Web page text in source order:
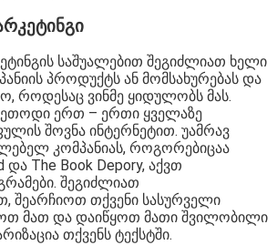
საშუალებით შეგიძლიათ ხელი
პროდუქტს ან მომსახურებას და
როდესაც ვინმე ყიდულობს მას.
ერთ – ერთი ყველაზე
შოვნა ინტერნეტით. უამრავ
კომპანიას, როგორებიცაა
და The Book Depory, აქვთ
შეგიძლიათ
შეარჩიოთ თქვენი სასურველი
მათ და დაიწყოთ მათი შვილობილი
თქვენს ტექსტში.